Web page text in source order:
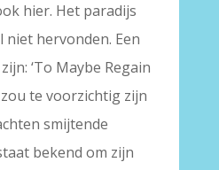
hier. Het paradijs
hervonden. Een
‘To Maybe Regain
zou te voorzichtig zijn
smijtende
bekend om zijn